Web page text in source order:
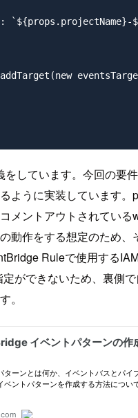
をしています。今回の要
ように実装しています。
メントアウトされている
動作をする想定のため、
Ruleで使用する
ができないため、裏側
。